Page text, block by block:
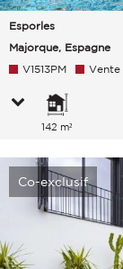
Esporles
Majorque, Espagne
V1513PM Vente
142 m²
Co-exclusif